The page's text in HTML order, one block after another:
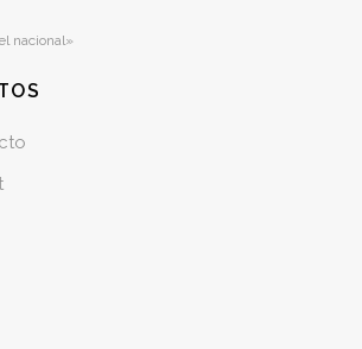
nacional»